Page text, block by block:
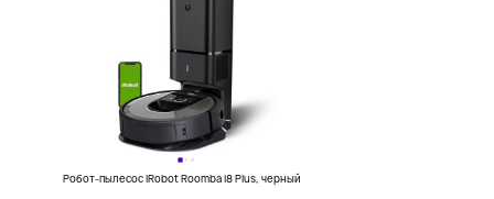
Робот-пылесос iRobot Roomba i8 Plus, черный